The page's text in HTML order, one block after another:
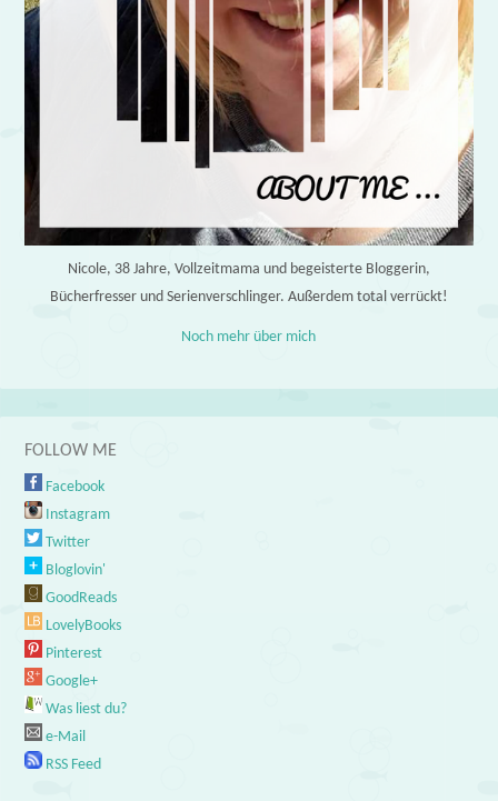
Nicole, 38 Jahre, Vollzeitmama und begeisterte Bloggerin,
Bücherfresser und Serienverschlinger. Außerdem total verrückt!
Noch mehr über mich
FOLLOW ME
Facebook
Instagram
Twitter
Bloglovin'
GoodReads
LovelyBooks
Pinterest
Google+
Was liest du?
e-Mail
RSS Feed